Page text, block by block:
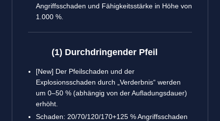
Angriffsschaden und Fähigkeitsstärke in Höhe von
1.000 %.
(1) Durchdringender Pfeil
[New] Der Pfeilschaden und der
Explosionsschaden durch „Verderbnis“ werden
um 0–50 % (abhängig von der Aufladungsdauer)
erhöht.
Schaden: 20/70/120/170+125 % Angriffsschaden